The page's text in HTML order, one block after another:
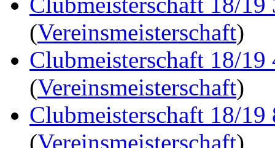
(Vereinsmeisterschaft)
Clubmeisterschaft 18/19
(Vereinsmeisterschaft)
Clubmeisterschaft 18/19
(Vereinsmeisterschaft)